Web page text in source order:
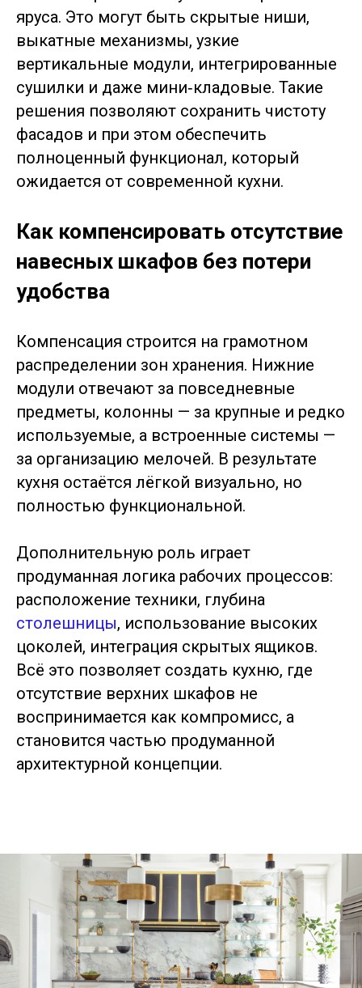
яруса. Это могут быть скрытые ниши,
выкатные механизмы, узкие
вертикальные модули, интегрированные
сушилки и даже мини‑кладовые. Такие
решения позволяют сохранить чистоту
фасадов и при этом обеспечить
полноценный функционал, который
ожидается от современной кухни.
Как компенсировать отсутствие
навесных шкафов без потери
удобства
Компенсация строится на грамотном
распределении зон хранения. Нижние
модули отвечают за повседневные
предметы, колонны — за крупные и редко
используемые, а встроенные системы —
за организацию мелочей. В результате
кухня остаётся лёгкой визуально, но
полностью функциональной.
Дополнительную роль играет
продуманная логика рабочих процессов:
расположение техники, глубина
столешницы, использование высоких
цоколей, интеграция скрытых ящиков.
Всё это позволяет создать кухню, где
отсутствие верхних шкафов не
воспринимается как компромисс, а
становится частью продуманной
архитектурной концепции.